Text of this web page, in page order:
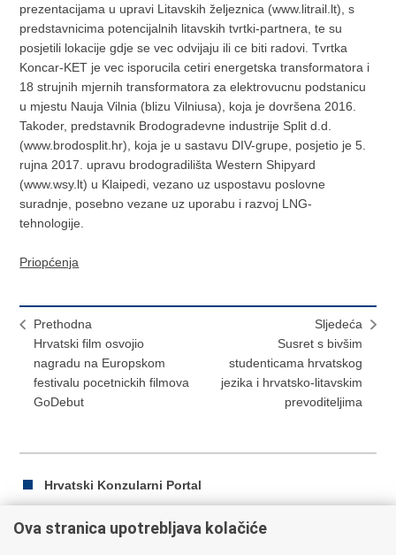
prezentacijama u upravi Litavskih željeznica (www.litrail.lt), s
predstavnicima potencijalnih litavskih tvrtki-partnera, te su
posjetili lokacije gdje se vec odvijaju ili ce biti radovi. Tvrtka
Koncar-KET je vec isporucila cetiri energetska transformatora i
18 strujnih mjernih transformatora za elektrovucnu podstanicu
u mjestu Nauja Vilnia (blizu Vilniusa), koja je dovršena 2016.
Takoder, predstavnik Brodogradevne industrije Split d.d.
(www.brodosplit.hr), koja je u sastavu DIV-grupe, posjetio je 5.
rujna 2017. upravu brodogradilišta Western Shipyard
(www.wsy.lt) u Klaipedi, vezano uz uspostavu poslovne
suradnje, posebno vezane uz uporabu i razvoj LNG-
tehnologije.
Priopćenja
Prethodna
Hrvatski film osvojio
nagradu na Europskom
festivalu pocetnickih filmova
GoDebut
Sljedeća
Susret s bivšim
studenticama hrvatskog
jezika i hrvatsko-litavskim
prevoditeljima
Hrvatski Konzularni Portal
Ova stranica upotrebljava kolačiće